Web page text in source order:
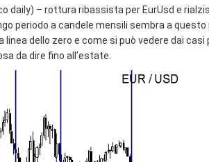
daily) – rottura ribassista per EurUsd e
periodo a candele mensili sembra a
dello zero e come si può vedere dai
da dire fino all’estate.